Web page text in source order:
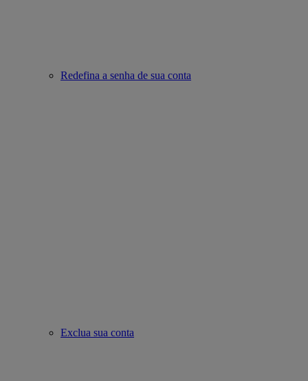
Redefina a senha de sua conta
Exclua sua conta